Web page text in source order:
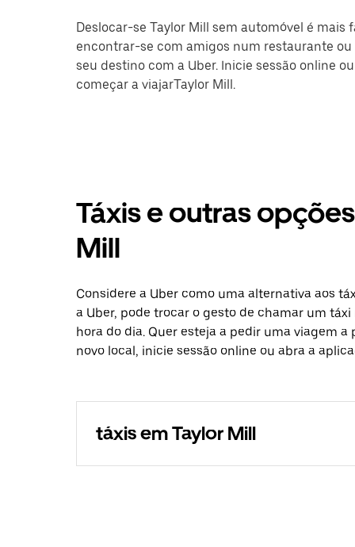
Deslocar-se Taylor Mill sem automóvel é mais
encontrar-se com amigos num restaurante
seu destino com a Uber. Inicie sessão online
começar a viajarTaylor Mill.
Táxis e outras
Mill
Considere a Uber como uma alternativa aos
a Uber, pode trocar o gesto de chamar um
hora do dia. Quer esteja a pedir uma viagem
novo local, inicie sessão online ou abra a
táxis em Taylor Mill